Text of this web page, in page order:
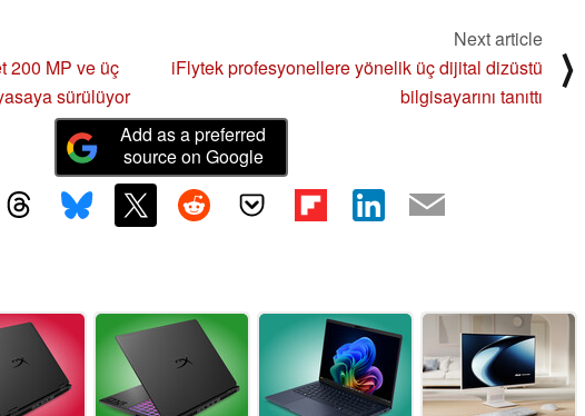
200 MP ve üç
sürülüyor
Next article
iFlytek profesyonellere yönelik üç dijital dizüstü
bilgisayarını tanıttı
⟩
Add as a preferred
source on Google